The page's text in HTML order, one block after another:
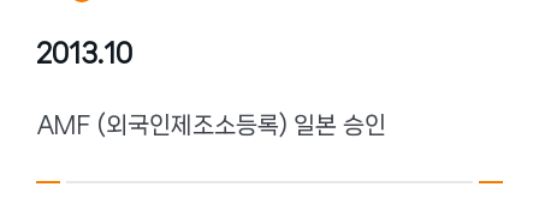
2013.10
AMF (외국인제조소등록) 일본 승인